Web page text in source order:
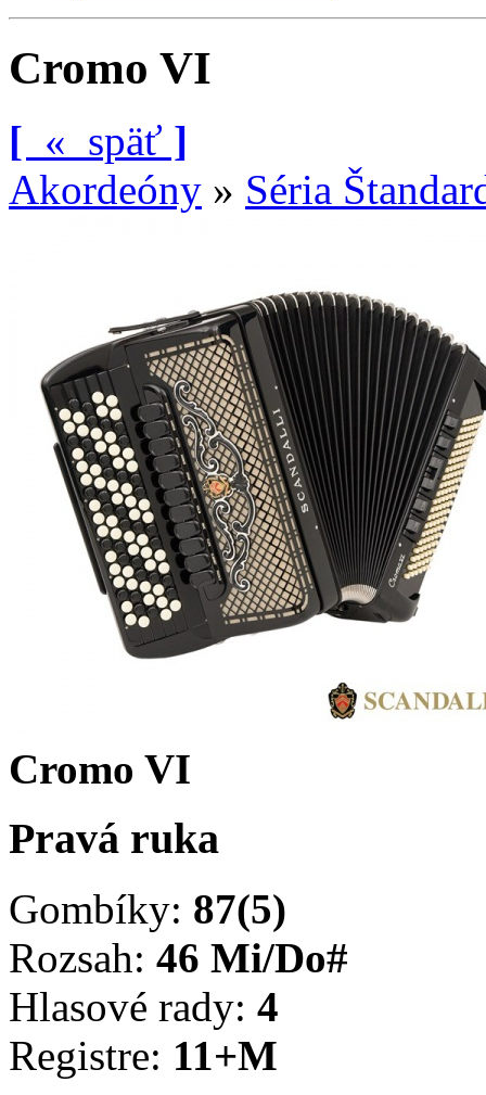
Cromo VI
[ « späť ]
Akordeóny » Séria
Cromo VI
Pravá ruka
Gombíky: 87(5)
Rozsah: 46 Mi/Do#
Hlasové rady: 4
Registre: 11+M